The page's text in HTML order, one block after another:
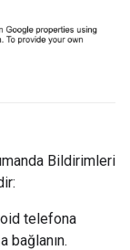
Bildirimleri
telefona
bağlanın.